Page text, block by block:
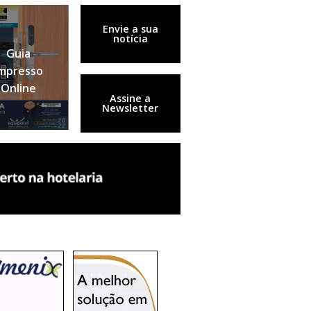
Guia
Online
Envie a sua
notícia
Assine a
Newsletter